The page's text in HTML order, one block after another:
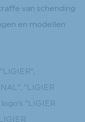
van schending
en modellen
“LIGIER
“LIGIER